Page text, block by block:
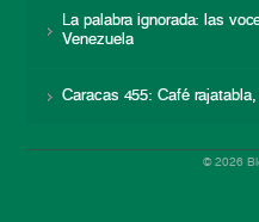
La palabra ignorada: las
Venezuela
Caracas 455: Café
© 2026